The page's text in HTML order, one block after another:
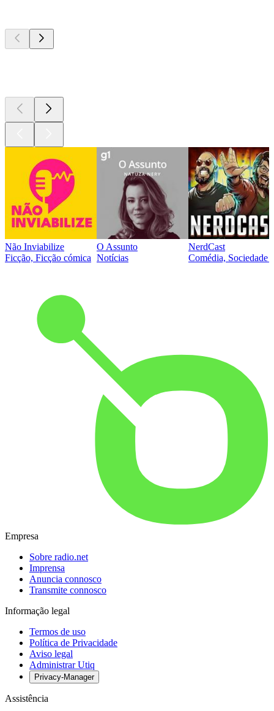
Não Inviabilize
Ficção, Ficção cómica
O Assunto
Notícias
NerdCast
Comédia, Sociedade
Empresa
Sobre radio.net
Imprensa
Anuncia connosco
Transmite connosco
Informação legal
Termos de uso
Política de Privacidade
Aviso legal
Administrar Utiq
Privacy-Manager
Assistência